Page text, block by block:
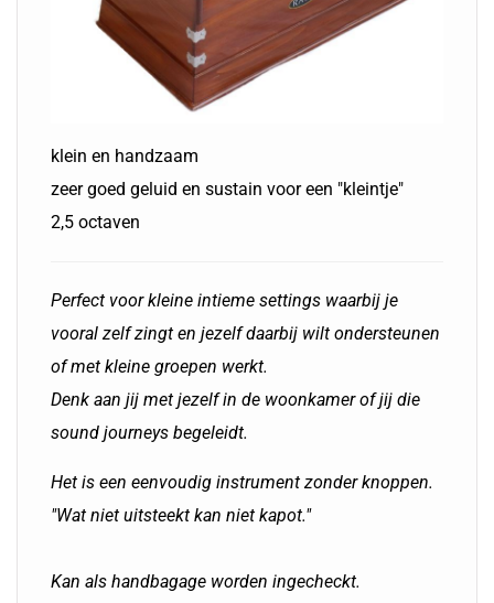
klein en handzaam
zeer goed geluid en sustain voor een "kleintje"
2,5 octaven
Perfect voor kleine intieme settings waarbij je
vooral zelf zingt en jezelf daarbij wilt ondersteunen
of met kleine groepen werkt.
Denk aan jij met jezelf in de woonkamer of jij die
sound journeys begeleidt.
Het is een eenvoudig instrument zonder knoppen.
"Wat niet uitsteekt kan niet kapot."
Kan als handbagage worden ingecheckt.